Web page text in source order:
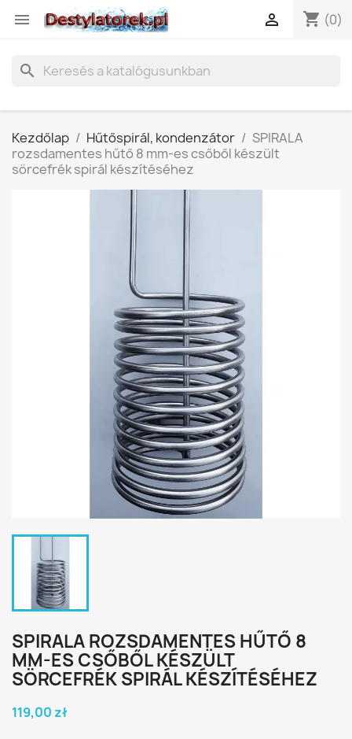
 shopping_cart (0)

search
Kezdőlap Hűtőspirál, kondenzátor
SPIRALA
rozsdamentes hűtő 8 mm-es csőből készült
sörcefrék spirál készítéséhez
SPIRALA ROZSDAMENTES HŰTŐ 8
MM-ES CSŐBŐL KÉSZÜLT
SÖRCEFRÉK SPIRÁL KÉSZÍTÉSÉHEZ
119,00 zł